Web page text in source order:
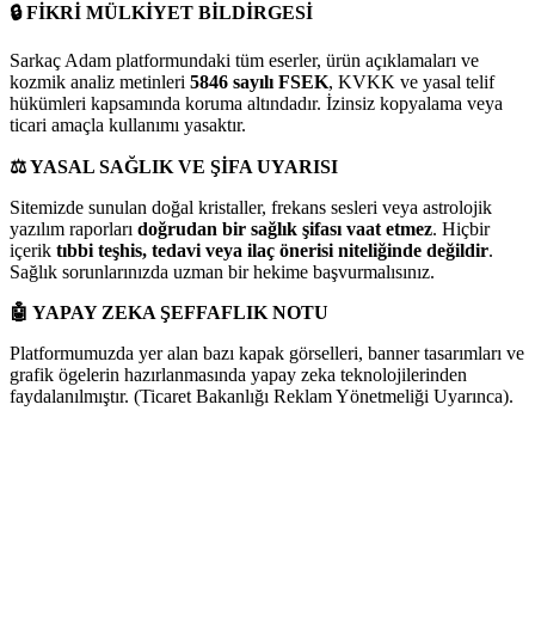
🔒FİKRİ MÜLKİYET BİLDİRGESİ
Sarkaç Adam platformundaki tüm eserler, ürün açıklamaları ve
kozmik analiz metinleri 5846 sayılı FSEK, KVKK ve yasal telif
hükümleri kapsamında koruma altındadır. İzinsiz kopyalama veya
ticari amaçla kullanımı yasaktır.
⚖️YASAL SAĞLIK VE ŞİFA UYARISI
Sitemizde sunulan doğal kristaller, frekans sesleri veya astrolojik
yazılım raporları doğrudan bir sağlık şifası vaat etmez. Hiçbir
içerik tıbbi teşhis, tedavi veya ilaç önerisi niteliğinde değildir.
Sağlık sorunlarınızda uzman bir hekime başvurmalısınız.
🤖 YAPAY ZEKA ŞEFFAFLIK NOTU
Platformumuzda yer alan bazı kapak görselleri, banner tasarımları ve
grafik ögelerin hazırlanmasında yapay zeka teknolojilerinden
faydalanılmıştır. (Ticaret Bakanlığı Reklam Yönetmeliği Uyarınca).